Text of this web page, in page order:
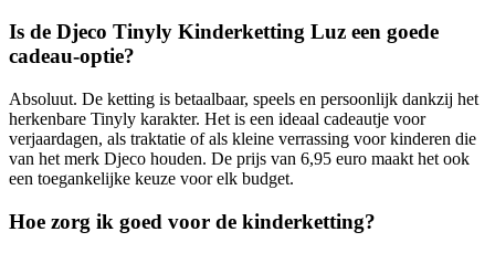
Is de Djeco Tinyly Kinderketting Luz een goede
cadeau-optie?
Absoluut. De ketting is betaalbaar, speels en persoonlijk dankzij het
herkenbare Tinyly karakter. Het is een ideaal cadeautje voor
verjaardagen, als traktatie of als kleine verrassing voor kinderen die
van het merk Djeco houden. De prijs van 6,95 euro maakt het ook
een toegankelijke keuze voor elk budget.
Hoe zorg ik goed voor de kinderketting?